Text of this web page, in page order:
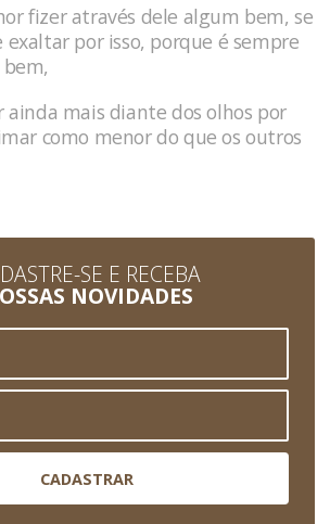
fizer através dele algum bem, se
exaltar por isso, porque é sempre
ainda mais diante dos olhos por
como menor do que os outros
SE E RECEBA
NOVIDADES
CADASTRAR